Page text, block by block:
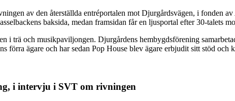
av den återställda entréportalen mot Djurgårdsvägen, i fonden
baksida, medan framsidan får en ljusportal efter 30-talets
i trä och musikpaviljongen. Djurgårdens hembygdsförening
förra ägare och har sedan Pop House blev ägare erbjudit sitt stöd
i intervju i SVT om rivningen